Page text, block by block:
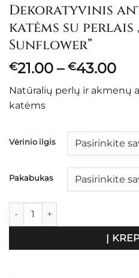
Dekoratyvinis
katėms su perlais
Sunflower”
€21.00 – €43.00
Natūralių perlų ir akmenų
katėms
Vėrinio ilgis
Pakabukas
produkto kiekis:
Į